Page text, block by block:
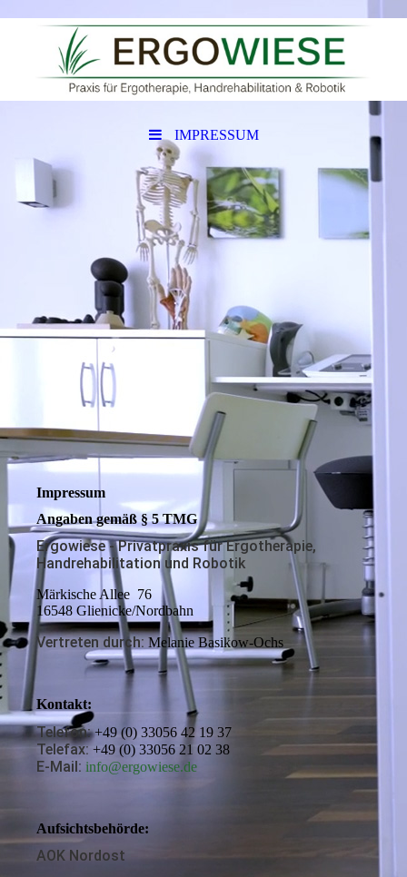
IMPRESSUM
Impressum
Angaben gemäß § 5 TMG
Ergowiese - Privatpraxis für Ergotherapie,
Handrehabilitation und Robotik
Märkische Allee 76
16548 Glienicke/Nordbahn
Vertreten durch: Melanie Basikow-Ochs
Kontakt:
Telefon:+49 (0) 33056 42 19 37
Telefax: +49 (0) 33056 21 02 38
E-Mail: info@ergowiese.de
Aufsichtsbehörde:
AOK Nordost